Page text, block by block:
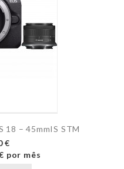
18 – 45mmIS STM
€
por mês